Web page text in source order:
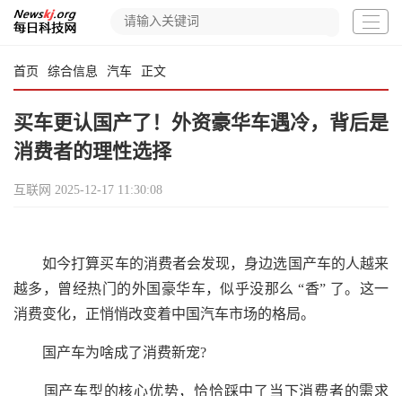
首页 综合信息 汽车 正文
买车更认国产了！外资豪华车遇冷，背后是
消费者的理性选择
互联网 2025-12-17 11:30:08
如今打算买车的消费者会发现，身边选国产车的人越来
越多，曾经热门的外国豪华车，似乎没那么 “香” 了。这一
消费变化，正悄悄改变着中国汽车市场的格局。
国产车为啥成了消费新宠?
国产车型的核心优势，恰恰踩中了当下消费者的需求